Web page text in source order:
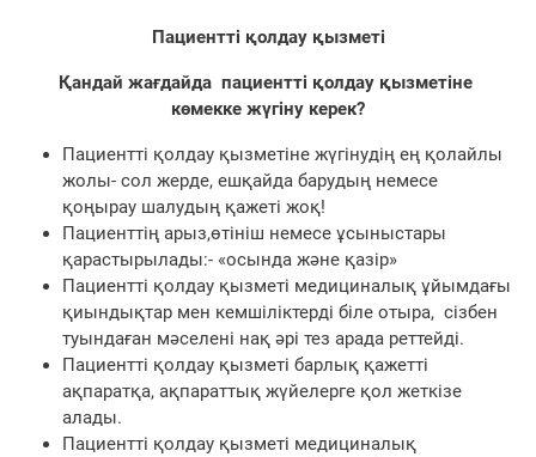
Пациентті қолдау қызметі
Қандай жағдайда пациентті қолдау қызметіне
көмекке жүгіну керек?
Пациентті қолдау қызметіне жүгінудің ең қолайлы
жолы- сол жерде, ешқайда барудың немесе
қоңырау шалудың қажеті жоқ!
Пациенттің арыз,өтініш немесе ұсыныстары
қарастырылады:- «осында және қазір»
Пациентті қолдау қызметі медициналық ұйымдағы
қиындықтар мен кемшіліктерді біле отыра, сізбен
туындаған мәселені нақ әрі тез арада реттейді.
Пациентті қолдау қызметі барлық қажетті
ақпаратқа, ақпараттық жүйелерге қол жеткізе
алады.
Пациентті қолдау қызметі медициналық